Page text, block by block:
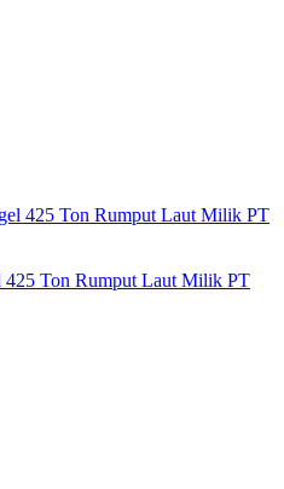
425 Ton Rumput Laut Milik PT